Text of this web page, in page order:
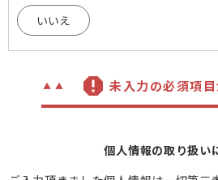
いいえ
未入力の必須項
個人情報の取り扱い